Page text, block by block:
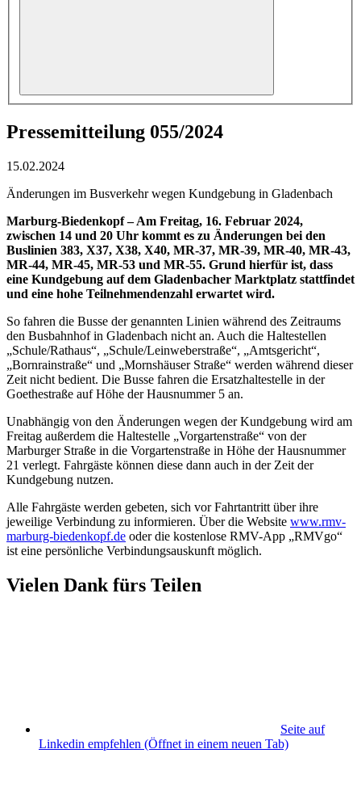
Pressemitteilung 055/2024
15.02.2024
Änderungen im Busverkehr wegen Kundgebung in Gladenbach
Marburg-Biedenkopf – Am Freitag, 16. Februar 2024,
zwischen 14 und 20 Uhr kommt es zu Änderungen bei den
Buslinien 383, X37, X38, X40, MR-37, MR-39, MR-40, MR-43,
MR-44, MR-45, MR-53 und MR-55. Grund hierfür ist, dass
eine Kundgebung auf dem Gladenbacher Marktplatz stattfindet
und eine hohe Teilnehmendenzahl erwartet wird.
So fahren die Busse der genannten Linien während des Zeitraums
den Busbahnhof in Gladenbach nicht an. Auch die Haltestellen
„Schule/Rathaus“, „Schule/Leinweberstraße“, „Amtsgericht“,
„Bornrainstraße“ und „Mornshäuser Straße“ werden während dieser
Zeit nicht bedient. Die Busse fahren die Ersatzhaltestelle in der
Goethestraße auf Höhe der Hausnummer 5 an.
Unabhängig von den Änderungen wegen der Kundgebung wird am
Freitag außerdem die Haltestelle „Vorgartenstraße“ von der
Marburger Straße in die Vorgartenstraße in Höhe der Hausnummer
21 verlegt. Fahrgäste können diese dann auch in der Zeit der
Kundgebung nutzen.
Alle Fahrgäste werden gebeten, sich vor Fahrtantritt über ihre
jeweilige Verbindung zu informieren. Über die Website www.rmv-
marburg-biedenkopf.de oder die kostenlose RMV-App „RMVgo“
ist eine persönliche Verbindungsauskunft möglich.
Vielen Dank fürs Teilen
Seite auf
Linkedin empfehlen (Öffnet in einem neuen Tab)